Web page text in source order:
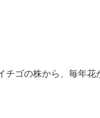
チゴの株から、毎年花